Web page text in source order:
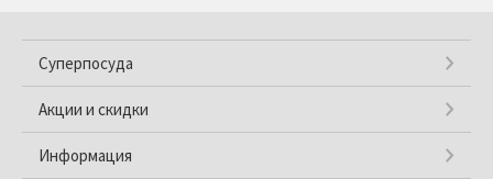
Суперпосуда
Акции и скидки
Информация